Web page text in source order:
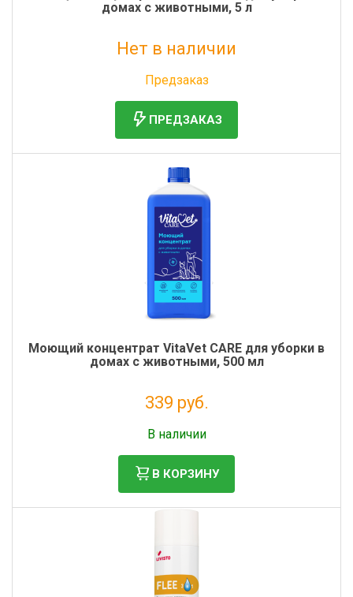
домах с животными, 5 л
Нет в наличии
Предзаказ
ПРЕДЗАКАЗ
Моющий концентрат VitaVet CARE для уборки в
домах с животными, 500 мл
339 руб.
В наличии
В КОРЗИНУ